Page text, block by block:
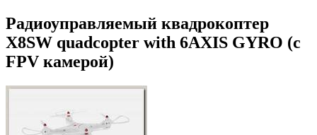
Радиоуправляемый квадрокоптер
X8SW quadcopter with 6AXIS GYRO (с
FPV камерой)